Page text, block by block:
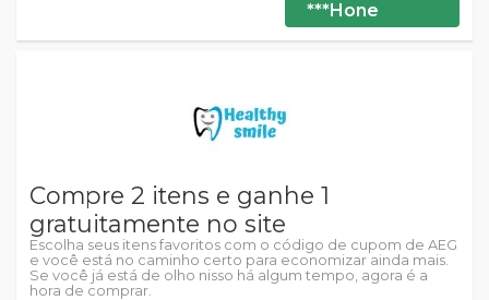
***Hone
Compre 2 itens e ganhe 1
gratuitamente no site
Escolha seus itens favoritos com o código de cupom de AEG
e você está no caminho certo para economizar ainda mais.
Se você já está de olho nisso há algum tempo, agora é a
hora de comprar.